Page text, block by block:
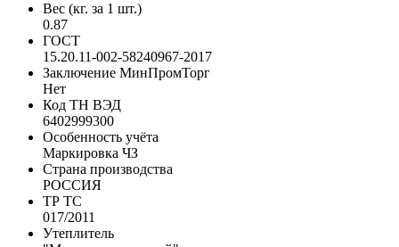
Вес (кг. за 1 шт.)
0.87
ГОСТ
15.20.11-002-58240967-2017
Заключение МинПромТорг
Нет
Код ТН ВЭД
6402999300
Особенность учёта
Маркировка ЧЗ
Страна производства
РОССИЯ
ТР ТС
017/2011
Утеплитель